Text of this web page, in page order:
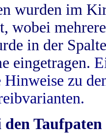
wurden im
wobei
in der
eingetragen.
zu
Taufpaten